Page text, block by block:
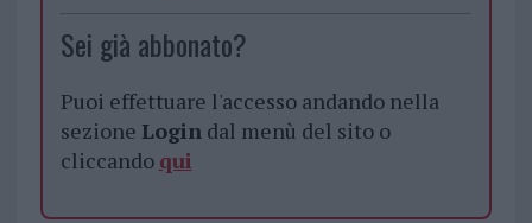
Sei già abbonato?
Puoi effettuare l'accesso andando nella
sezione Logindal menù del sito o
cliccando qui